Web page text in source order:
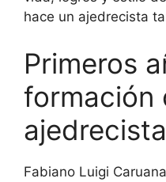
hace un ajedrecista
Primeros
formación
ajedrecista
Fabiano Luigi